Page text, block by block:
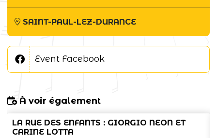
SAINT-PAUL-LEZ-DURANCE
Event Facebook
À voir également
LA RUE DES ENFANTS : GIORGIO NEON ET
CARINE LOTTA